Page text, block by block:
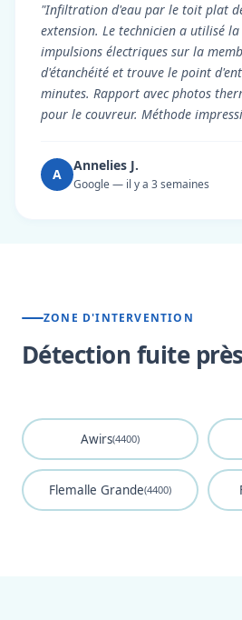
"Infiltration d'eau par le toit plat
extension. Le technicien a utilisé
impulsions électriques sur la
d'étanchéité et trouve le point
minutes. Rapport avec photos
pour le couvreur. Méthode
A
Annelies J.
Google — il y a 3 semaines
ZONE D'INTERVENTION
Détection fuite
Awirs(4400)
Flemalle Grande(4400)